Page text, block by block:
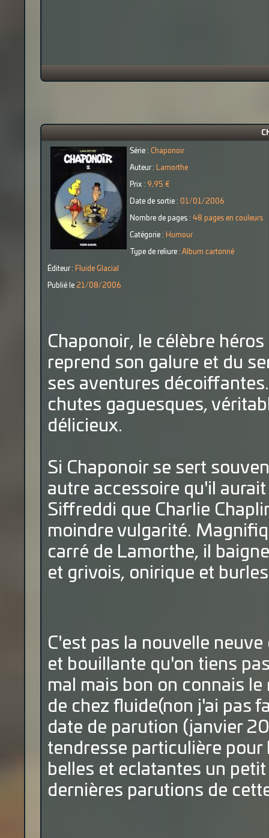
Série : Chaponoir
Auteur : Lamorthe
Prix : 9,95 €
Date de sortie : 01/01/2006
Nombre de pages : 48 pages en couleurs
Catégorie : Humour
Type de reliure : Album cartonné
Éditeur : Fluide Glacial
Publié le 21/08/2006
Chaponoir, le célèbre
reprend son galure et du
ses aventures
chutes gaguesques,
délicieux.
Si Chaponoir se sert
autre accessoire qu'il
Siffreddi que Charlie
moindre vulgarité.
carré de Lamorthe, il
et grivois, onirique et
C'est pas la nouvelle
et bouillante qu'on tiens
mal mais bon on connais
de chez fluide(non j'ai pas
date de parution (janvier
tendresse particulière pour
belles et eclatantes un
dernières parutions de